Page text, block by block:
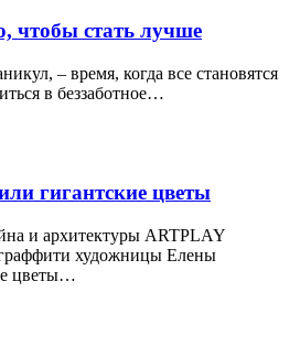
чтобы стать лучше
– время, когда все становятся
в беззаботное…
гигантские цветы
и архитектуры ARTPLAY
художницы Елены
цветы…